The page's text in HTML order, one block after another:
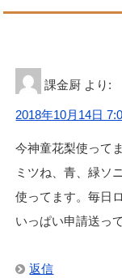
課金厨 より:
2018年10月14日
今神童花梨使って
ミツね、青、緑ソ
使ってます。毎日
いっぱい申請送っ
返信